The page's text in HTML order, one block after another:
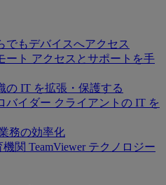
でもデバイスへアクセス
ート アクセスとサポートを手
の IT を拡張・保護する
バイダー クライアントの IT を
務の効率化
機関 TeamViewer テクノロジー